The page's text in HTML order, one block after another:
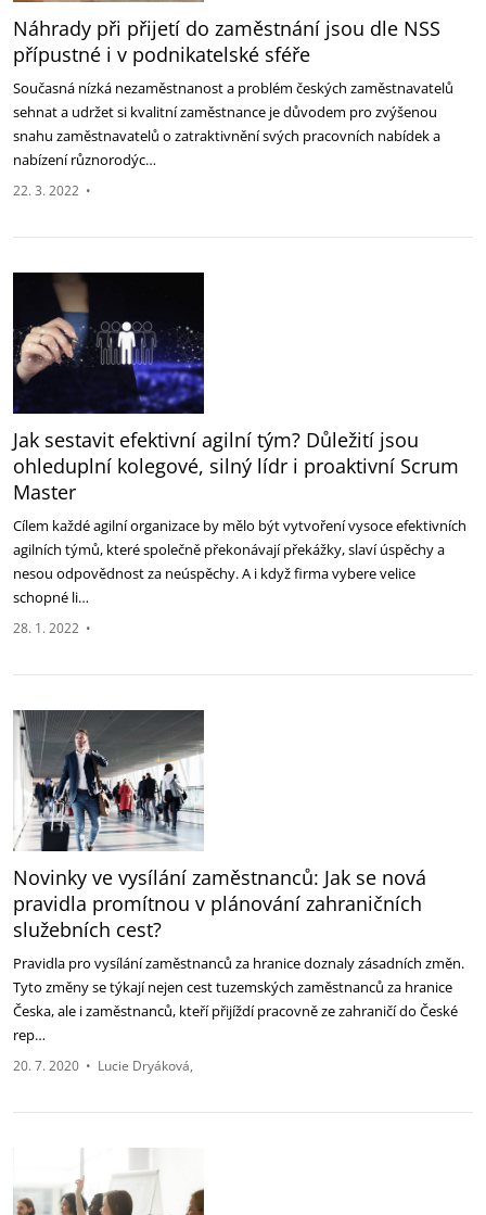
Náhrady při přijetí do zaměstnání jsou dle NSS
přípustné i v podnikatelské sféře
Současná nízká nezaměstnanost a problém českých zaměstnavatelů
sehnat a udržet si kvalitní zaměstnance je důvodem pro zvýšenou
snahu zaměstnavatelů o zatraktivnění svých pracovních nabídek a
nabízení různorodýc…
22. 3. 2022 •
Jak sestavit efektivní agilní tým? Důležití jsou
ohleduplní kolegové, silný lídr i proaktivní Scrum
Master
Cílem každé agilní organizace by mělo být vytvoření vysoce efektivních
agilních týmů, které společně překonávají překážky, slaví úspěchy a
nesou odpovědnost za neúspěchy. A i když firma vybere velice
schopné li…
28. 1. 2022 •
Novinky ve vysílání zaměstnanců: Jak se nová
pravidla promítnou v plánování zahraničních
služebních cest?
Pravidla pro vysílání zaměstnanců za hranice doznaly zásadních změn.
Tyto změny se týkají nejen cest tuzemských zaměstnanců za hranice
Česka, ale i zaměstnanců, kteří přijíždí pracovně ze zahraničí do České
rep…
20. 7. 2020 • Lucie Dryáková